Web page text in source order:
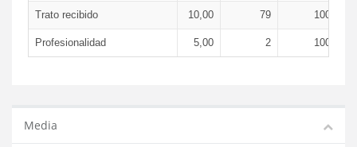
Trato recibido 10,00 79 100,00 %
Profesionalidad 5,00 2 100,00 %
Media